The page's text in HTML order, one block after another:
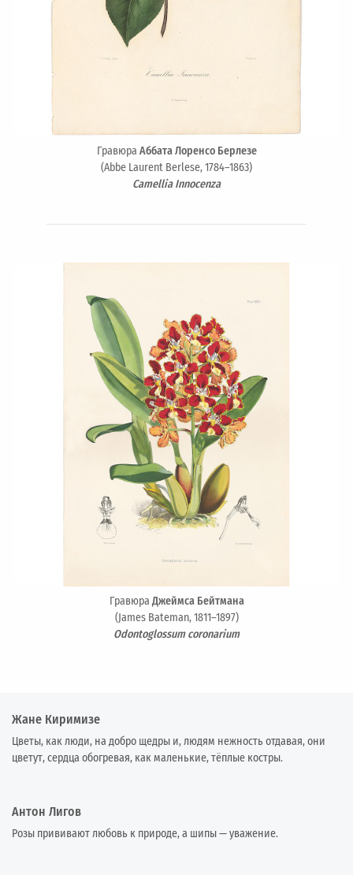
ГравюраАббата Лоренсо Берлезе
(Abbe Laurent Berlese, 1784–1863)
Camellia Innocenza
ГравюраДжеймса Бейтмана
(James Bateman, 1811–1897)
Odontoglossum coronarium
Жане Киримизе
Цветы, как люди, на добро щедры и, людям нежность отдавая, они
цветут, сердца обогревая, как маленькие, тёплые костры.
Антон Лигов
Розы прививают любовь к природе, а шипы — уважение.